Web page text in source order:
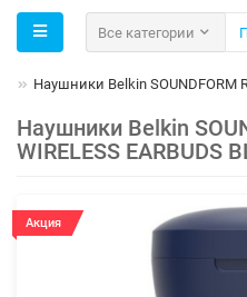
Все категории
Наушники Belkin SOUNDFORM
Наушники Belkin
WIRELESS EARBUDS
Акция